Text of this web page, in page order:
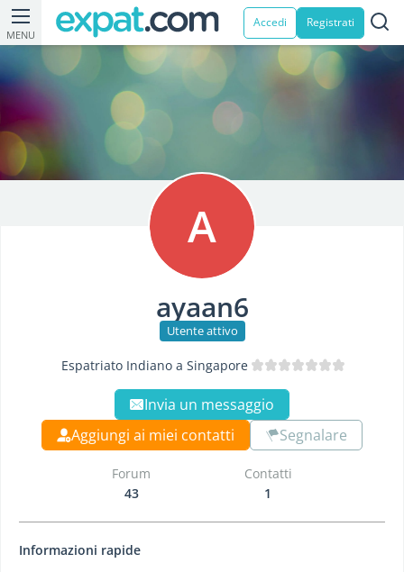
MENU
Accedi Registrati
A
ayaan6
Utente attivo
Espatriato Indiano a Singapore
Invia un messaggio
Aggiungi ai miei contatti
Segnalare
Forum
43
Contatti
1
Informazioni rapide